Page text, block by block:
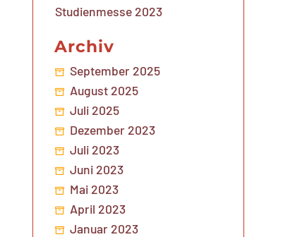
Studienmesse 2023
Archiv
September 2025
August 2025
Juli 2025
Dezember 2023
Juli 2023
Juni 2023
Mai 2023
April 2023
Januar 2023